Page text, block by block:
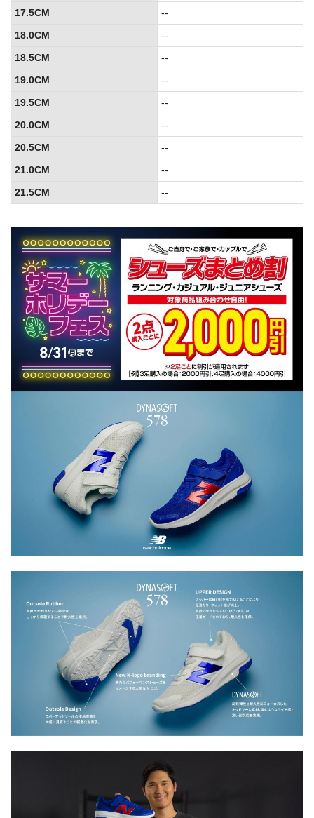
17.5CM
--
18.0CM
--
18.5CM
--
19.0CM
--
19.5CM
--
20.0CM
--
20.5CM
--
21.0CM
--
21.5CM
--